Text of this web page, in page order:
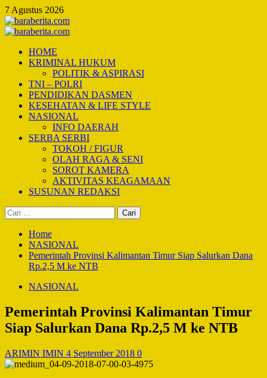
Skip
to
content
7 Agustus 2026
Primary
HOME
KRIMINAL HUKUM
POLITIK & ASPIRASI
TNI – POLRI
PENDIDIKAN DASMEN
KESEHATAN & LIFE STYLE
NASIONAL
INFO DAERAH
SERBA SERBI
TOKOH / FIGUR
OLAH RAGA & SENI
SOROT KAMERA
AKTIVITAS KEAGAMAAN
SUSUNAN REDAKSI
Cari
untuk:
Home
NASIONAL
Pemerintah Provinsi Kalimantan Timur Siap Salurkan Dana
Rp.2,5 M ke NTB
NASIONAL
Pemerintah Provinsi Kalimantan Timur
Siap Salurkan Dana Rp.2,5 M ke NTB
ARIMIN IMIN 4 September 2018 0